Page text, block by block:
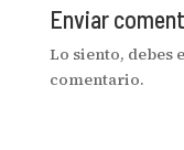
Enviar
Lo siento, debes
comentario.